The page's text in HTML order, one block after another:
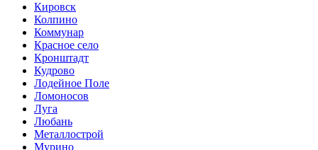
Кировск
Колпино
Коммунар
Красное село
Кронштадт
Кудрово
Лодейное Поле
Ломоносов
Луга
Любань
Металлострой
Мурино